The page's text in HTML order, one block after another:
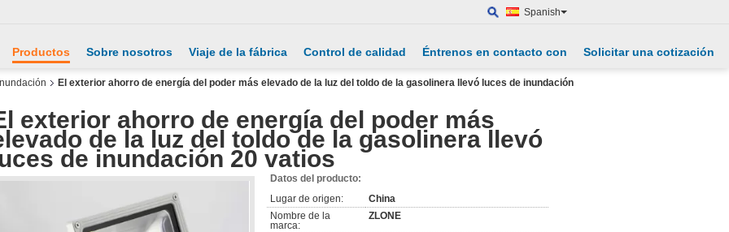
Spanish
Productos Sobre nosotros Viaje de la fábrica Control de calidad Éntrenos en contacto con Solicitar una cotización
El exterior ahorro de energía del poder más elevado de la luz del toldo de la gasolinera llevó luces de inundación
exterior ahorro de energía del poder más
de la luz del toldo de la gasolinera llevó
de inundación 20 vatios
Datos del producto:
Lugar de origen:
China
Nombre de la
marca:
ZLONE